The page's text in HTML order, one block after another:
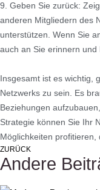
9. Geben Sie zurück:
anderen Mitgliedern des
unterstützen. Wenn Sie
auch an Sie erinnern und
Insgesamt ist es wichtig,
Netzwerks zu sein. Es
Beziehungen
Strategie können Sie Ihr
Möglichkeiten profitieren,
ZURÜCK
Andere